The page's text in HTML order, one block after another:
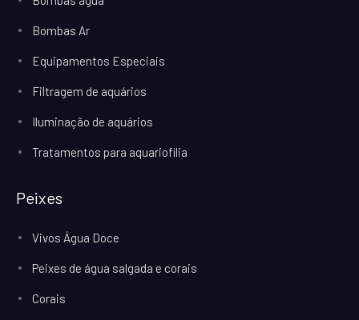
Bombas Ar
Equipamentos Especiais
Filtragem de aquários
Iluminação de aquários
Tratamentos para aquariofilia
Peixes
Vivos Água Doce
Peixes de água salgada e corais
Corais